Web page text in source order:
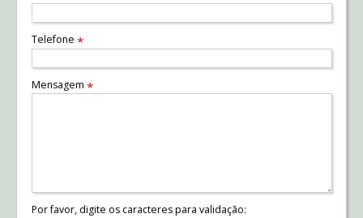
Telefone *
Mensagem *
Por favor, digite os caracteres para validação: